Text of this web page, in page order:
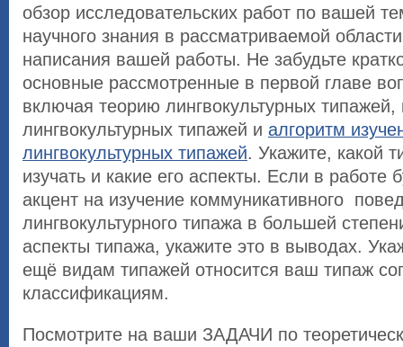
обзор исследовательских работ по вашей
научного знания в рассматриваемой
написания вашей работы. Не забудьте
основные рассмотренные в первой главе
включая теорию лингвокультурных
лингвокультурных типажей и алгоритм
лингвокультурных типажей. Укажите, какой
изучать и какие его аспекты. Если в работе
акцент на изучение коммуникативного
лингвокультурного типажа в большей
аспекты типажа, укажите это в выводах.
ещё видам типажей относится ваш типаж
классификациям.
Посмотрите на ваши ЗАДАЧИ по